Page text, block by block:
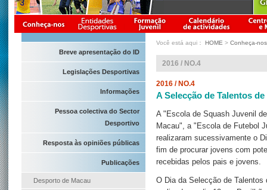
Breve apresentação do ID
Legislações Desportivas
Informações
Pessoa colectiva do Sector
Desportivo
Resposta às opiniões públicas
Publicações
Desporto de Macau
Você está aqui： HOME > Conheça-nos
2016 / NO.4
2016 / NO.4
A Selecção de Talentos
A "Escola de Squash Juvenil
Macau", a "Escola de Futebol
realizaram sucessivamente o
fim de procurar jovens com
recebidas pelos pais e jovens.
O Dia da Selecção de